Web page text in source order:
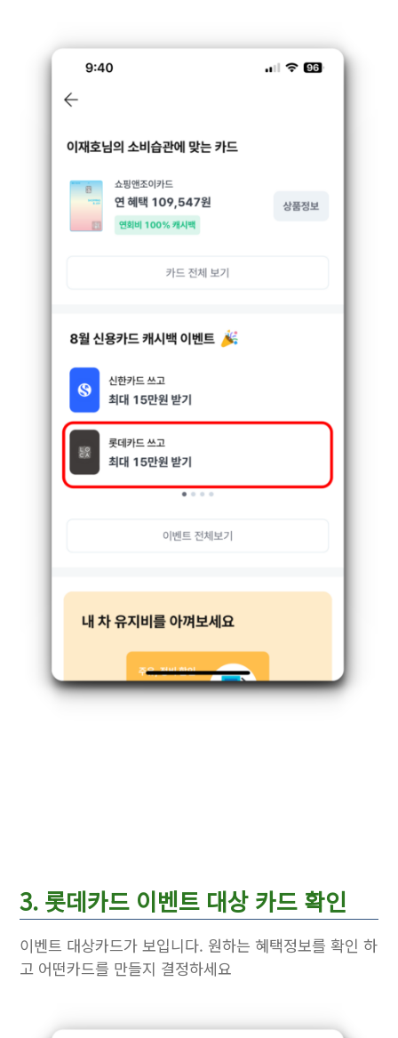
3. 롯데카드 이벤트 대상 카드 확인
이벤트 대상카드가 보입니다. 원하는 혜택정보를 확인 하
고 어떤카드를 만들지 결정하세요